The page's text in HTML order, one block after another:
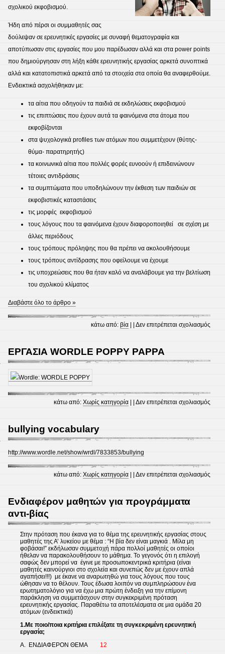
σχολικού εκφοβισμού.
Ήδη από πέρσι οι συμμαθητές σας
δούλεψαν σε ερευνητικές εργασίες με συναφή θεματογραφία και
αποτύπωσαν στις εργασίες που μου παρέδωσαν αλλά και στα power points
που δημιούργησαν στη λήξη κάθε ερευνητικής εργασίας αρκετά συνοπτικά
αλλά και κατατοπιστικά αρκετά από τα στοιχεία στα οποία θα αναφερθούμε.
Ενδεικτικά ασχολήθηκαν με:
τα αίτια που οδηγούν τα παιδιά σε εκδηλώσεις εκφοβισμού
τις επιπτώσεις που έχουν αυτά τα φαινόμενα στα άτομα που
εκφοβίζονται
στα ψυχολογικά profiles των ατόμων που συμμετέχουν (θύτης-
θύμα- παρατηρητής)
τα κοινωνικά αίτια που πολλές φορές ευνοούν ή επιδεινώνουν
τέτοιες αντιδράσεις
τα συμπτώματα που υποδηλώνουν την έκθεση των παιδιών σε
εκφοβιστικές καταστάσεις
τις μορφές εκφοβισμού
τους λόγους που τα φαινόμενα έχουν διαφοροποιηθεί σε σχέση με
άλλες περιόδους
τους τρόπους πρόληψης που θα πρέπει να ακολουθήσουμε
τους τρόπους αντίδρασης που οφείλουμε να έχουμε
τις υποχρεώσεις που θα ήταν καλό να αναλάβουμε για την βελτίωση
του σχολικού κλίματος
Διαβάστε όλο το άρθρο »
κάτω από:βία | |Δεν επιτρέπεται σχολιασμός
ΕΡΓΑΣΙΑ WORDLE POPPY PAPPA
κάτω από:Χωρίς κατηγορία | |Δεν επιτρέπεται σχολιασμός
bullying vocabulary
http://www.wordle.net/show/wrdl/7833853/bullying
κάτω από:Χωρίς κατηγορία | |Δεν επιτρέπεται σχολιασμός
Ενδιαφέρον μαθητών για προγράμματα
αντι-βίας
Στην πρόταση που έκανα για το θέμα της ερευνητικής εργασίας στους
μαθητές της Α’ λυκείου με θέμα : “Η βία δεν είναι μαγκιά . Μίλα μη
φοβάσαι!” εκδήλωσαν συμμετοχή πάρα πολλοί μαθητές οι οποίοι
ήθελαν να παρακολουθήσουν το μάθημα. Το γεγονός ότι η επιλογή
σαφώς δεν μπορεί να έγινε με προσωποκεντρικά κριτήρια (είναι
μαθητές καινούργιοι στο σχολεία και συνεπώς δεν με έχουν απλά
αγαπήσει!!!) με έκανε να αναρωτηθώ για τους λόγους που τους
ώθησαν να το θέλουν. Τους έδωσα λοιπόν να συμπληρώσουν ένα
ερωτηματολόγιο για να έχω μια πρώτη ένδειξη για την επίμονη
παράκληση να συμμετάσχουν στην συγκεκριμένη πρόταση
ερευνητικής εργασίας. Παραθέτω τα αποτελέσματα σε μια ομάδα 20
ατόμων (ενδεικτικά)
1.Με ποιο/ποια κριτήρια επιλέξατε τη συγκεκριμένη ερευνητική
εργασία;
Α. ΕΝΔΙΑΦΕΡΟΝ ΘΕΜΑ
12